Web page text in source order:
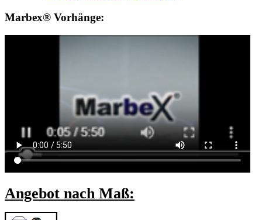
Marbex® Vorhänge:
Angebot nach Maß: